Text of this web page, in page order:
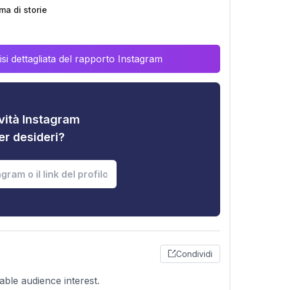
di storie
dettagliata del rapporto Instagram
Instagram
desideri?
Condividi
audience interest.